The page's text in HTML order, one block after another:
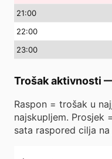
21:00
22:00
23:00
Trošak aktivnosti
Raspon = trošak u
najskupljem. Prosjek
sata raspored cilja